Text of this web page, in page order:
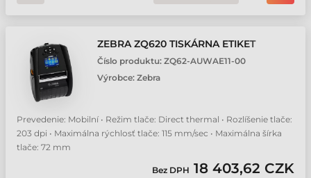
ZEBRA ZQ620 TISKÁRNA ETIKET
Číslo produktu: ZQ62-AUWAE11-00
Výrobce: Zebra
Prevedenie: Mobilní • Režim tlače: Direct thermal • Rozlíšenie tlače:
203 dpi • Maximálna rýchlosť tlače: 115 mm/sec • Maximálna šírka
tlače: 72 mm
Bez DPH 18 403,62 CZK